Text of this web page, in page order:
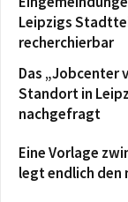
Leipzigs
recherchierbar
Das „Jobcenter
Standort in
nachgefragt
Eine Vorlage
legt endlich den